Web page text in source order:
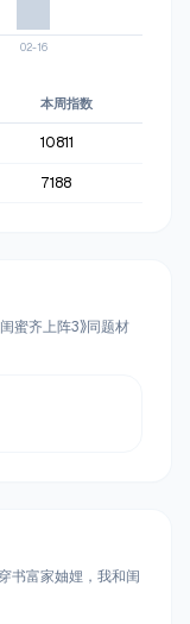
02-16
本周指数
10811
7188
蜜齐上阵3》同题材
书富家妯娌，我和闺